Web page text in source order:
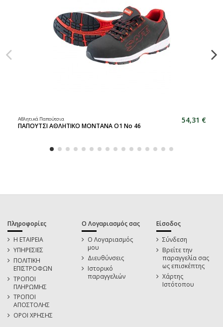
Αθλητικά Παπούτσια
ΠΑΠΟΥΤΣΙ ΑΘΛΗΤΙΚΟ MONTANA O1 No 46
54,31 €
Πληροφορίες
Η ΕΤΑΙΡΕΙΑ
ΥΠΗΡΕΣΙΕΣ
ΠΟΛΙΤΙΚΗ
ΕΠΙΣΤΡΟΦΩΝ
ΤΡΟΠΟΙ
ΠΛΗΡΩΜΗΣ
ΤΡΟΠΟΙ
ΑΠΟΣΤΟΛΗΣ
ΟΡΟΙ ΧΡΗΣΗΣ
Ο Λογαριασμός σας
Ο Λογαριασμός
μου
Διευθύνσεις
Ιστορικό
παραγγελιών
Είσοδος
Σύνδεση
Βρείτε την
παραγγελία σας
ως επισκέπτης
Χάρτης
Ιστότοπου